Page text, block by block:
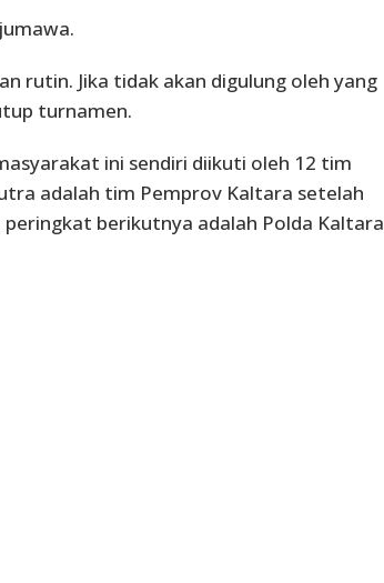
rutin. Jika tidak akan digulung oleh yang
turnamen.
ini sendiri diikuti oleh 12 tim
adalah tim Pemprov Kaltara setelah
berikutnya adalah Polda Kaltara